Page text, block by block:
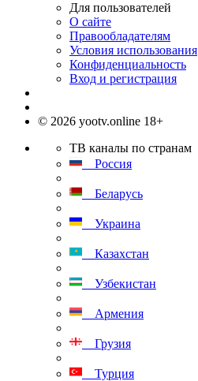
Для пользователей
О сайте
Правообладателям
Условия использования
Конфиденциальность
Вход и регистрация
© 2026 yootv.online 18+
ТВ каналы по странам
Россия
Беларусь
Украина
Казахстан
Узбекистан
Армения
Грузия
Турция